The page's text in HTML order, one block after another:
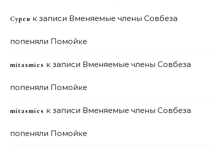
Сурен к записи Вменяемые члены Совбеза
попеняли Помойке
mitasmies к записи Вменяемые члены Совбеза
попеняли Помойке
mitasmies к записи Вменяемые члены Совбеза
попеняли Помойке